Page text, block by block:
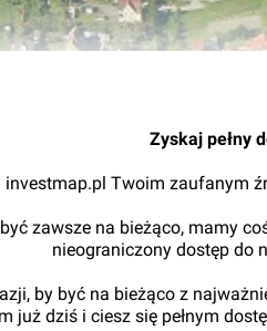
Zyskaj pełny
investmap.pl Twoim zaufanym
zawsze na bieżąco, mamy
nieograniczony dostęp do
by być na bieżąco z
już dziś i ciesz się pełnym